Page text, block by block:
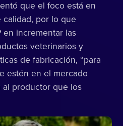
que el foco está en
por lo que
en incrementar las
veterinarios y
de fabricación, “para
estén en el mercado
al productor que los